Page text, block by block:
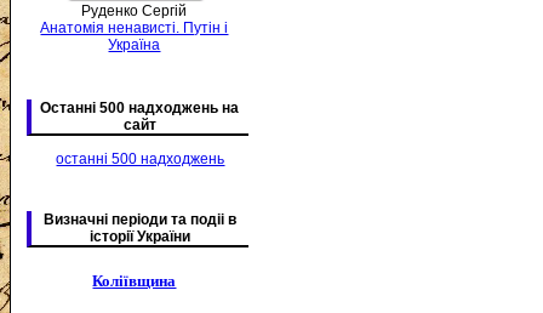
Руденко Сергій
Анатомія ненависті. Путін і
Україна
Останні 500 надходжень на
сайт
останні 500 надходжень
Визначні періоди та подіі в
історії України
Коліївщина